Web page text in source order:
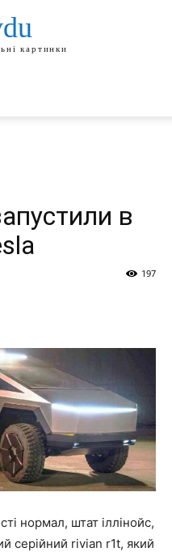
картинки
в
197
нормал, штат іллінойс,
серійний rivian r1t, який